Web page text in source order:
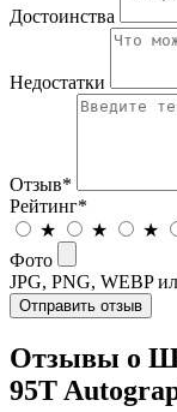
Достоинства
Недостатки
Отзыв*
Рейтинг*
★
★ ★
Фото
JPG, PNG, WEBP
Отправить отзыв
Отзывы о
95T